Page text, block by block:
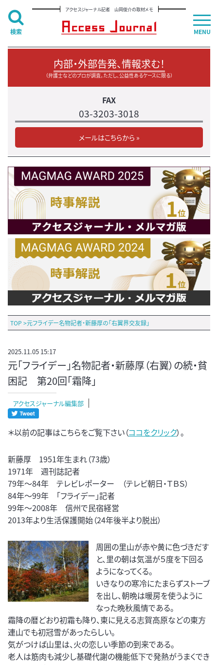
アクセスジャーナル記者 山岡俊介の取材メモ
内部・外部告発、情報求む！
（弁護士などのプロが調査。ただし、公益性あるケースに限る）
FAX
03-3203-3018
メールはこちらから »
TOP >元フライデー名物記者・新藤厚の「右翼界交友録」
2025.11.05 15:17
元「フライデー」名物記者・新藤厚（右翼）の続・貧
困記 第20回「霜降」
アクセスジャーナル編集部
＊以前の記事はこちらをご覧下さい（ココをクリック）。
新藤厚 1951年生まれ（73歳）
1971年 週刊誌記者
79年～84年 テレビレポーター （テレビ朝日・ＴＢＳ）
84年～99年 「フライデー」記者
99年～2008年 信州で民宿経営
2013年より生活保護開始（24年後半より脱出）
周囲の里山が赤や黄に色づきだす
と、里の朝は気温が５度を下回る
ようになってくる。
いきなりの寒冷にたまらずストーブ
を出し、朝晩は暖房を使うように
なった晩秋風情である。
霜降の暦どおり初霜も降り、東に見える志賀高原などの東方
連山でも初冠雪があったらしい。
気がつけば山里は、火の恋しい季節の到来である。
老人は筋肉も減少し基礎代謝の機能低下で発熱がうまくでき
MENU
検索